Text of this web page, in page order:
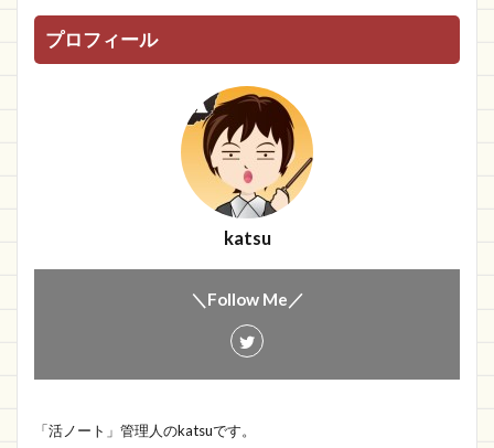
プロフィール
katsu
＼Follow Me／
「活ノート」管理人のkatsuです。